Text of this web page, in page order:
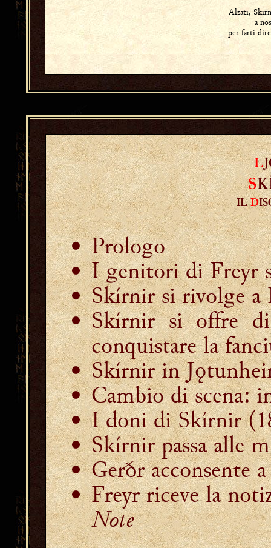
Alzati,
a
per farti dire
L
S
ILD
Prologo
I genitori di Freyr
Skírnir si rivolge a
Skírnir si offre
conquistare la
Skírnir in
Cambio di scena:
I doni di Skírnir
Skírnir passa alle
Gerðr acconsente
Freyr riceve la
Note